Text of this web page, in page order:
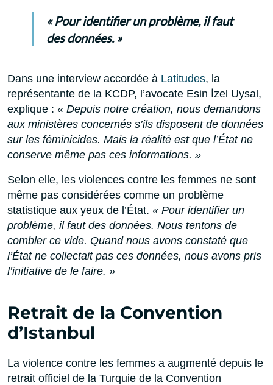
« Pour identifier un problème, il faut
des données. »
Dans une interview accordée à Latitudes, la
représentante de la KCDP, l’avocate Esin İzel Uysal,
explique : « Depuis notre création, nous demandons
aux ministères concernés s’ils disposent de données
sur les féminicides. Mais la réalité est que l’État ne
conserve même pas ces informations. »
Selon elle, les violences contre les femmes ne sont
même pas considérées comme un problème
statistique aux yeux de l’État. « Pour identifier un
problème, il faut des données. Nous tentons de
combler ce vide. Quand nous avons constaté que
l’État ne collectait pas ces données, nous avons pris
l’initiative de le faire. »
Retrait de la Convention
d’Istanbul
La violence contre les femmes a augmenté depuis le
retrait officiel de la Turquie de la Convention